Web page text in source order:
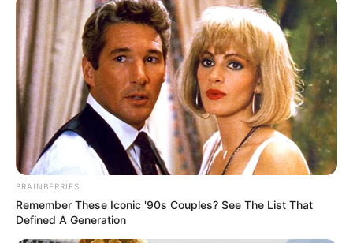
BRAINBERRIES
Remember These Iconic '90s Couples? See The List That
Defined A Generation